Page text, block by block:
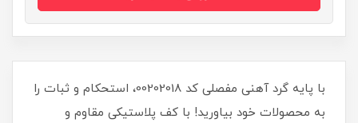
با پایه گرد آهنی مفصلی کد 00202018، استحکام و ثبات را
به محصولات خود بیاورید! با کف پلاستیکی مقاوم و